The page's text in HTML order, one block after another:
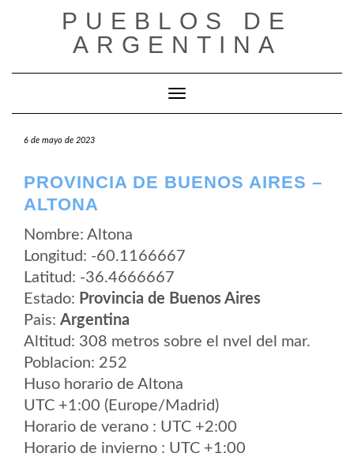
PUEBLOS DE
ARGENTINA
Cambiar modo de navegación
6 de mayo de 2023
PROVINCIA DE BUENOS AIRES –
ALTONA
Nombre: Altona
Longitud: -60.1166667
Latitud: -36.4666667
Estado: Provincia de Buenos Aires
Pais: Argentina
Altitud: 308 metros sobre el nvel del mar.
Poblacion: 252
Huso horario de Altona
UTC +1:00 (Europe/Madrid)
Horario de verano : UTC +2:00
Horario de invierno : UTC +1:00